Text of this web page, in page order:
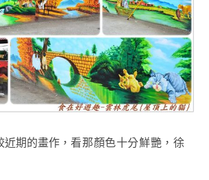
近期的畫作，看那顏色十分鮮艷 ，徐